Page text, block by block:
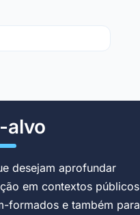
alvo
desejam aprofundar
em contextos públicos
formados e também para